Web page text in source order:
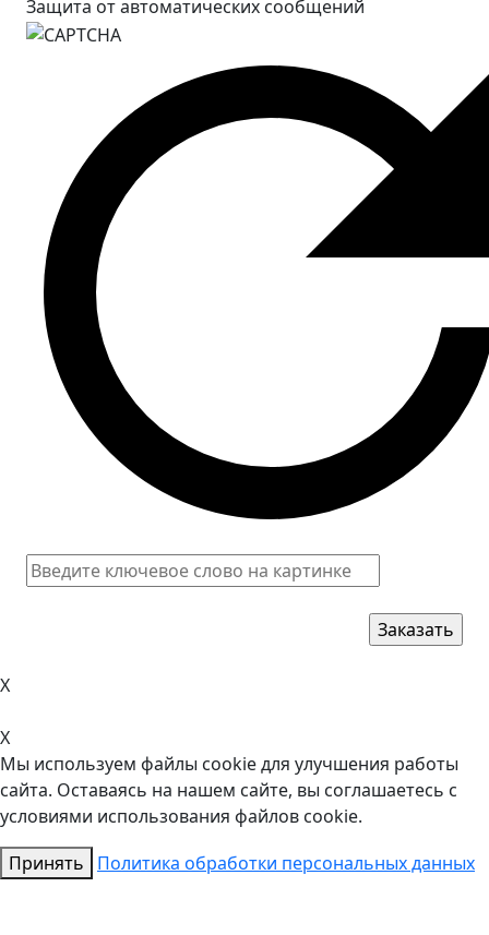
Защита от автоматических сообщений
X
X
Мы используем файлы cookie для улучшения работы
сайта. Оставаясь на нашем сайте, вы соглашаетесь с
условиями использования файлов cookie.
Принять
Политика обработки персональных данных